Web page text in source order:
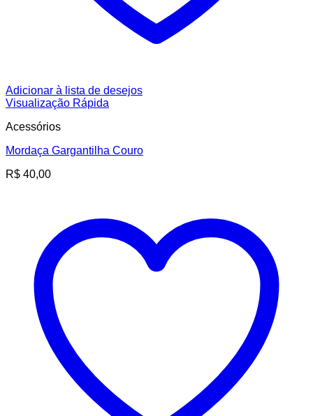
Adicionar à lista de desejos
Visualização Rápida
Acessórios
Mordaça Gargantilha Couro
R$ 40,00